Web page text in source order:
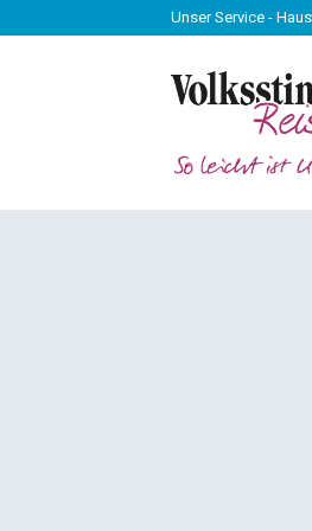
Unser Service - Haustürtransfer
Unser Service -